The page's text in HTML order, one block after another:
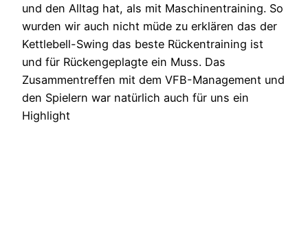
und den Alltag hat, als mit Maschinentraining. So
wurden wir auch nicht müde zu erklären das der
Kettlebell-Swing das beste Rückentraining ist
und für Rückengeplagte ein Muss. Das
Zusammentreffen mit dem VFB-Management und
den Spielern war natürlich auch für uns ein
Highlight